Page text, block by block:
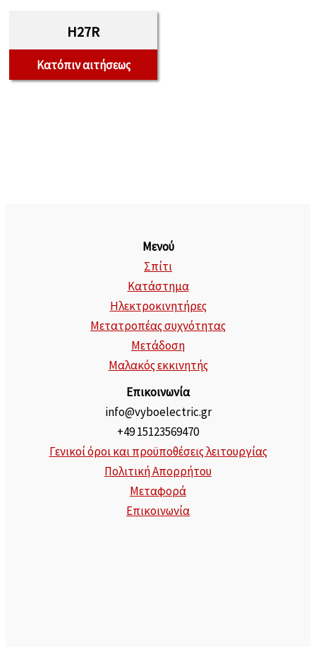
H27R
Κατόπιν αιτήσεως
Μενού
Σπίτι
Κατάστημα
Ηλεκτροκινητήρες
Μετατροπέας συχνότητας
Μετάδοση
Μαλακός εκκινητής
Επικοινωνία
info@vyboelectric.gr
+49 15123569470
Γενικοί όροι και προϋποθέσεις λειτουργίας
Πολιτική Απορρήτου
Μεταφορά
Επικοινωνία